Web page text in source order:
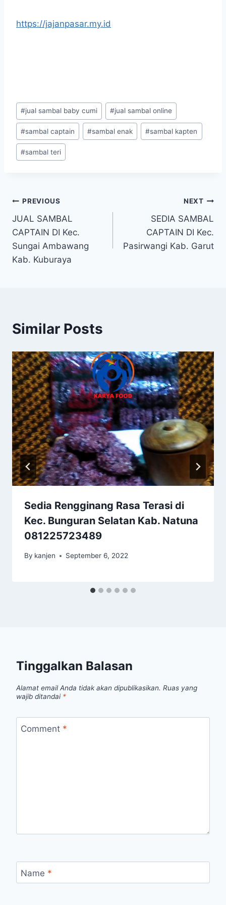
https://jajanpasar.my.id
#jual sambal baby cumi #jual sambal online
#sambal captain #sambal enak #sambal kapten
#sambal teri
PREVIOUS
JUAL SAMBAL
CAPTAIN DI Kec.
Sungai Ambawang
Kab. Kuburaya
NEXT
SEDIA SAMBAL
CAPTAIN DI Kec.
Pasirwangi Kab. Garut
Similar Posts
Sedia Rengginang Rasa Terasi di
Kec. Bunguran Selatan Kab. Natuna
081225723489
By kanjen September 6, 2022
Tinggalkan Balasan
Alamat email Anda tidak akan dipublikasikan. Ruas yang
wajib ditandai *
Comment *
Name *